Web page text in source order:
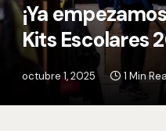
¡Ya
Kits Escolares
octubre 1, 2025 1 Min